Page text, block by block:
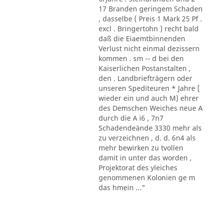
17 Branden geringem Schaden
, dasselbe ( Preis 1 Mark 25 Pf .
excl . Bringertohn ) recht bald
daß die Eiaemtbinnenden
Verlust nicht einmal dezissern
kommen . sm -- d bei den
Kaiserlichen Postanstalten ,
den . Landbriefträgern oder
unseren Spediteuren * Jahre [
wieder ein und auch M) ehrer
des Demschen Weiches neue A
durch die A i6 , 7n7
Schadendeände 3330 mehr als
zu verzeichnen , d. d. 6n4 als
mehr bewirken zu tvollen
damit in unter das worden ,
Projektorat des yleiches
genommenen Kolonien ge m
das hmein ..."